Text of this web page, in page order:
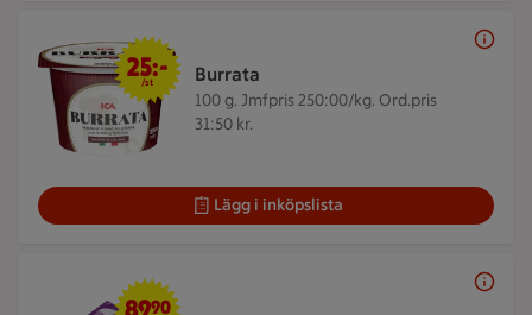
Burrata
100 g. Jmfpris 250:00/kg. Ord.pris
31:50 kr.
25 kr/st
25:-
/st
Lägg i inköpslista
89,90 kr/kg
90